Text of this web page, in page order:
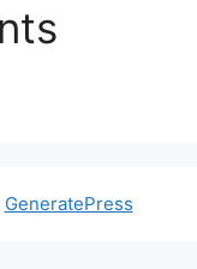
GeneratePress